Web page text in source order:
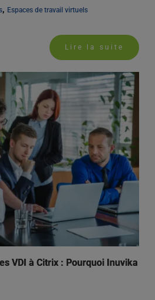
, Espaces de travail virtuels
Lire la suite
VDI à Citrix : Pourquoi Inuvika